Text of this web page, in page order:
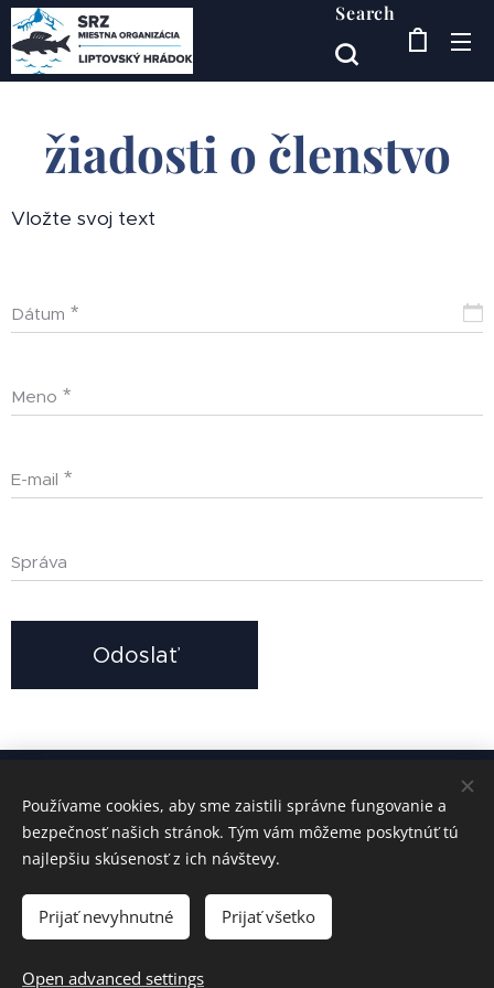
Search
žiadosti o členstvo
Vložte svoj text
Dátum
Meno
E-mail
Správa
Odoslať
© 2024 All rights reserved
General business conditions
GDPR Cookies
Languages
Slovenčina
Používame cookies, aby sme zaistili správne fungovanie a
bezpečnosť našich stránok. Tým vám môžeme poskytnúť tú
najlepšiu skúsenosť z ich návštevy.
Prijať nevyhnutné Prijať všetko
Open advanced settings